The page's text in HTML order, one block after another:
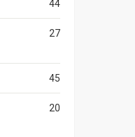
44
27
45
20